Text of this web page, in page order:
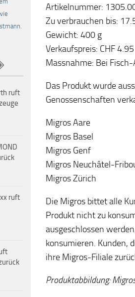
Artikelnummer:
Zu verbrauchen bis:
Gewicht: 400 g
Verkaufspreis: CHF 4.95
Massnahme: Bei
Das Produkt wurde
Genossenschaften
Migros Aare
Migros Basel
Migros Genf
Migros Neuchâtel-
Migros Zürich
Die Migros bittet alle
Produkt nicht zu
ausgeschlossen
konsumieren. Kunden,
ihre Migros-Filiale
Produktabbildung:
ruft
ruft